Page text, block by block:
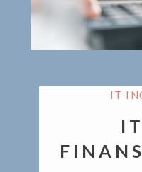
IT